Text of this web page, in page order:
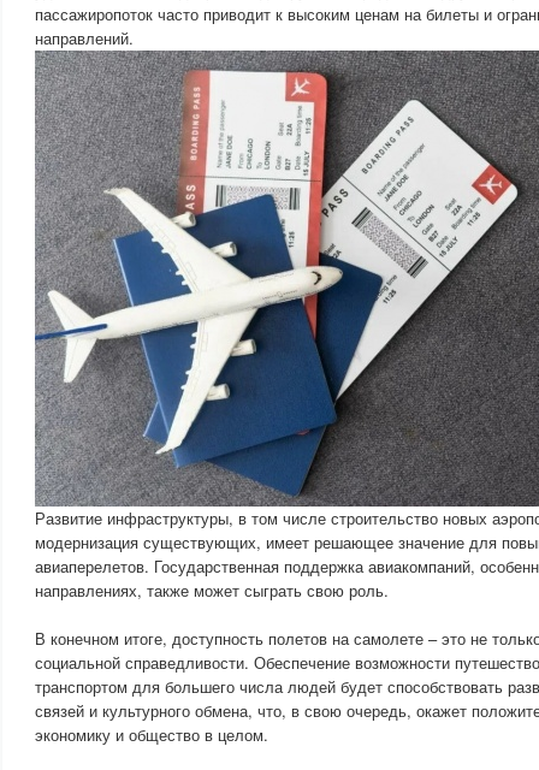
пассажиропоток часто приводит к высоким ценам на билеты и
направлений.
Развитие инфраструктуры, в том числе строительство новых
модернизация существующих, имеет решающее значение для
авиаперелетов. Государственная поддержка авиакомпаний,
направлениях, также может сыграть свою роль.
В конечном итоге, доступность полетов на самолете – это не
социальной справедливости. Обеспечение возможности
транспортом для большего числа людей будет способствовать
связей и культурного обмена, что, в свою очередь, окажет
экономику и общество в целом.